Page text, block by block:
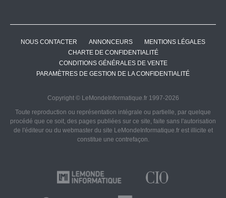
NOUS CONTACTER ANNONCEURS
MENTIONS LÉGALES
CHARTE DE CONFIDENTIALITÉ
CONDITIONS GÉNÉRALES DE VENTE
PARAMÈTRES DE GESTION DE LA CONFIDENTIALITÉ
Copyright © LeMondeInformatique.fr 1997-2026
Toute reproduction ou représentation intégrale ou partielle, par quelque
procédé que ce soit, des pages publiées sur ce site, faite sans l'autorisation
de l'éditeur ou du webmaster du site LeMondeInformatique.fr est illicite et
constitue une contrefaçon.